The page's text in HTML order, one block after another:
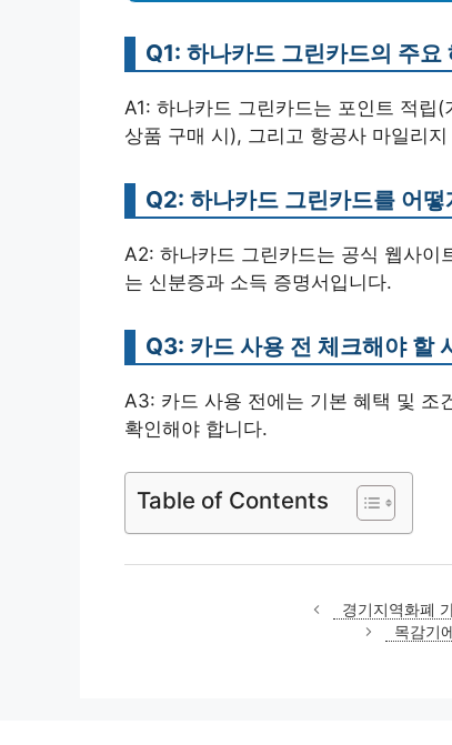
Q1: 하나카드 그린카드의 주요
A1: 하나카드 그린카드는 포인트 적립
상품 구매 시), 그리고 항공사 마일리
Q2: 하나카드 그린카드를 어
A2: 하나카드 그린카드는 공식 웹사이
는 신분증과 소득 증명서입니다.
Q3: 카드 사용 전 체크해야 할
A3: 카드 사용 전에는 기본 혜택 및 조
확인해야 합니다.
Table of Contents
경기지역화폐
목감기